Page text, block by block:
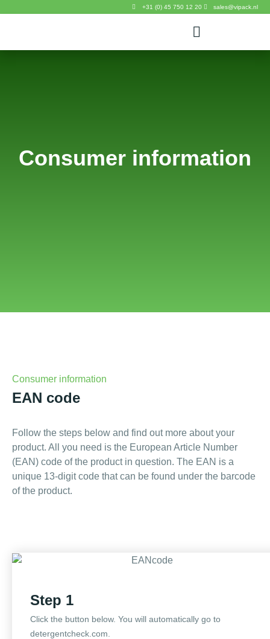
+31 (0) 45 750 12 20 sales@vipack.nl
Consumer information
Consumer information
EAN code
Follow the steps below and find out more about your
product. All you need is the European Article Number
(EAN) code of the product in question. The EAN is a
unique 13-digit code that can be found under the barcode
of the product.
Step 1
Click the button below. You will automatically go to
detergentcheck.com.